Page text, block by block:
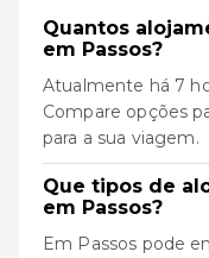
Quantos
em Passos?
Atualmente há 7
Compare opções
para a sua viagem.
Que tipos de
em Passos?
Em Passos pode